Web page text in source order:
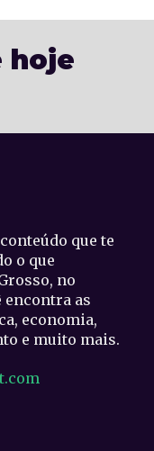
hoje
que te
o que
no
encontra as
economia,
e muito mais.